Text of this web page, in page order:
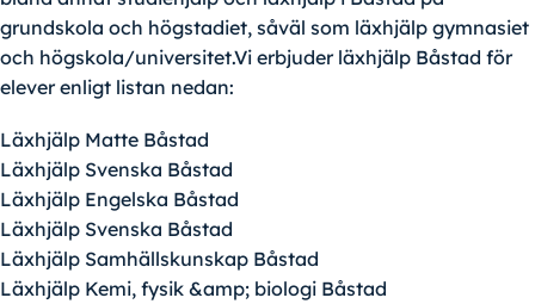
grundskola och högstadiet, såväl som läxhjälp gymnasiet
och högskola/universitet.Vi erbjuder läxhjälp Båstad för
elever enligt listan nedan:
Läxhjälp Matte Båstad
Läxhjälp Svenska Båstad
Läxhjälp Engelska Båstad
Läxhjälp Svenska Båstad
Läxhjälp Samhällskunskap Båstad
Läxhjälp Kemi, fysik &amp; biologi Båstad